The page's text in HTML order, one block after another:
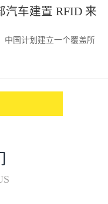
汽车建置 RFID 来
中国计划建立一个覆盖所